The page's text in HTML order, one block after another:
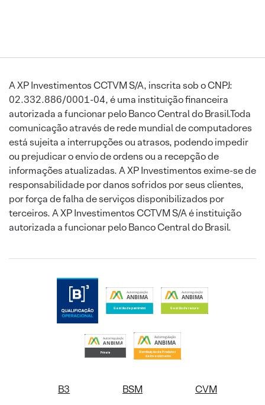
A XP Investimentos CCTVM S/A, inscrita sob o CNPJ:
02.332.886/0001-04, é uma instituição financeira
autorizada a funcionar pelo Banco Central do Brasil.Toda
comunicação através de rede mundial de computadores
está sujeita a interrupções ou atrasos, podendo impedir
ou prejudicar o envio de ordens ou a recepção de
informações atualizadas. A XP Investimentos exime-se de
responsabilidade por danos sofridos por seus clientes,
por força de falha de serviços disponibilizados por
terceiros. A XP Investimentos CCTVM S/A é instituição
autorizada a funcionar pelo Banco Central do Brasil.
B3 BSM CVM